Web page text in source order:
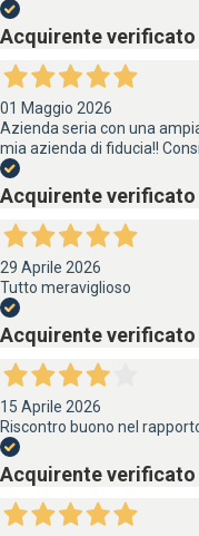
Acquirente verificato
01 Maggio 2026
Azienda seria con una
mia azienda di fiducia!!
Acquirente verificato
29 Aprile 2026
Tutto meraviglioso
Acquirente verificato
15 Aprile 2026
Riscontro buono nel
Acquirente verificato